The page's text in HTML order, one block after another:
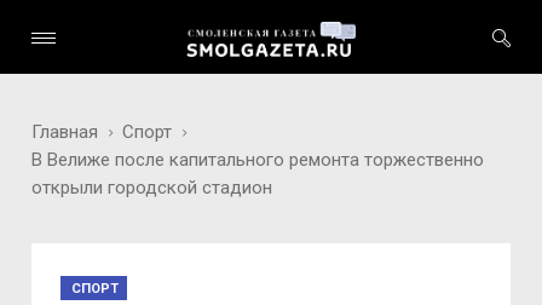
Главная
Спорт
В Велиже после капитального ремонта торжественно
открыли городской стадион
СПОРТ